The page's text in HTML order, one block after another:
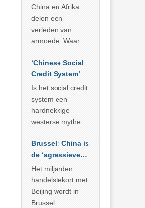
Wat Afrika kan
leren van
China’s
economisch
China en Afrika
delen een
verleden van
armoede. Waar
voorbije veertig
jaar in slaagde
meer dan 800
miljoen mensen
uit de armoede
… >> lees meer
‘Chinese Social
Credit System’
Is het social credit
system een
hardnekkige
westerse mythe of
realiteit in China?
Brussel: China is
de ‘agressieve
schuldige’
Het miljarden
handelstekort met
Beijing wordt in
Brussel